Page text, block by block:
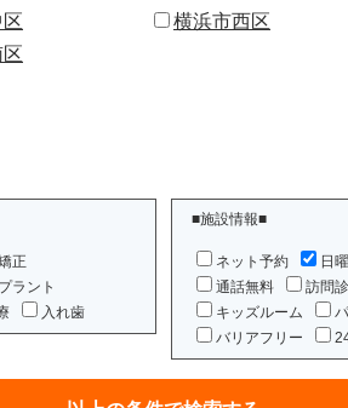
横浜市西区
正
ラント
入れ歯
■施設情報■
ネット予約 日
通話無料
訪問
キッズルーム
バリアフリー